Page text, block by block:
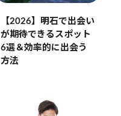
【2026】明石で出会い
が期待できるスポット
6選＆効率的に出会う
方法